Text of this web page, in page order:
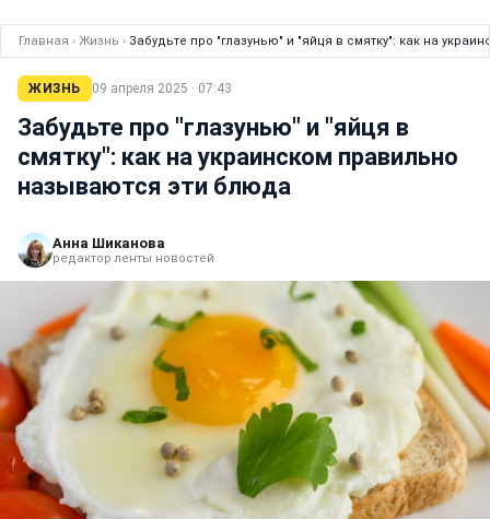
Главная › Жизнь › Забудьте про "глазунью" и "яйця в смятку": как на
ЖИЗНЬ 09 апреля 2025 · 07:43
Забудьте про "глазунью" и "яйця в
смятку": как на украинском правильно
называются эти блюда
Анна Шиканова
редактор ленты новостей